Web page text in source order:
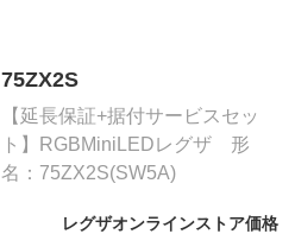
75ZX2S
【延長保証+据付サービスセッ
ト】RGBMiniLEDレグザ 形
名：75ZX2S(SW5A)
レグザオンラインストア価格